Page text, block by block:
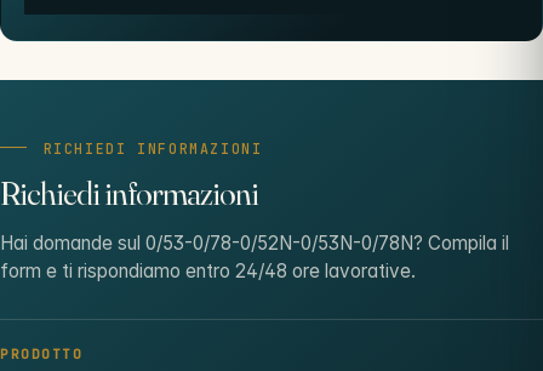
RICHIEDI INFORMAZIONI
Richiedi informazioni
Hai domande sul 0/53-0/78-0/52N-0/53N-0/78N? Compila il
form e ti rispondiamo entro 24/48 ore lavorative.
PRODOTTO